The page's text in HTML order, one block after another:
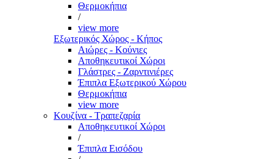
Θερμοκήπια
/
view more
Εξωτερικός Χώρος - Κήπος
Αιώρες - Κούνιες
Αποθηκευτικοί Χώροι
Γλάστρες - Ζαρντινιέρες
Έπιπλα Εξωτερικού Χώρου
Θερμοκήπια
view more
Κουζίνα - Τραπεζαρία
Αποθηκευτικοί Χώροι
/
Έπιπλα Εισόδου